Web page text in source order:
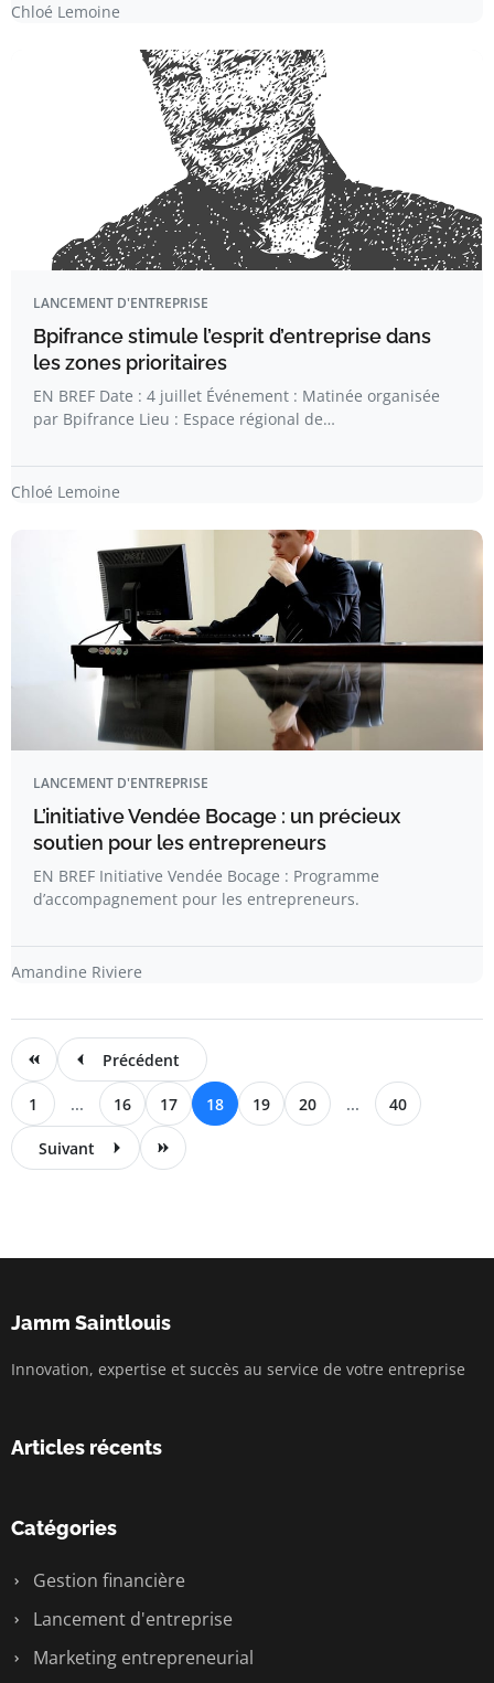
Chloé Lemoine
LANCEMENT D'ENTREPRISE
Bpifrance stimule l’esprit d’entreprise dans
les zones prioritaires
EN BREF Date : 4 juillet Événement : Matinée organisée
par Bpifrance Lieu : Espace régional de…
Chloé Lemoine
LANCEMENT D'ENTREPRISE
L’initiative Vendée Bocage : un précieux
soutien pour les entrepreneurs
EN BREF Initiative Vendée Bocage : Programme
d’accompagnement pour les entrepreneurs.
Amandine Riviere
Précédent
1 ... 16 17 18 19 20 ... 40
Suivant
Jamm Saintlouis
Innovation, expertise et succès au service de votre entreprise
Articles récents
Catégories
Gestion financière
Lancement d'entreprise
Marketing entrepreneurial